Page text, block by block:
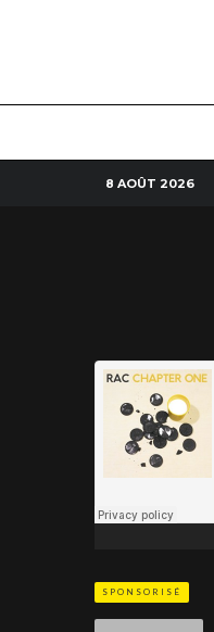
8 AOÛT 2026
SPONSORISÉ